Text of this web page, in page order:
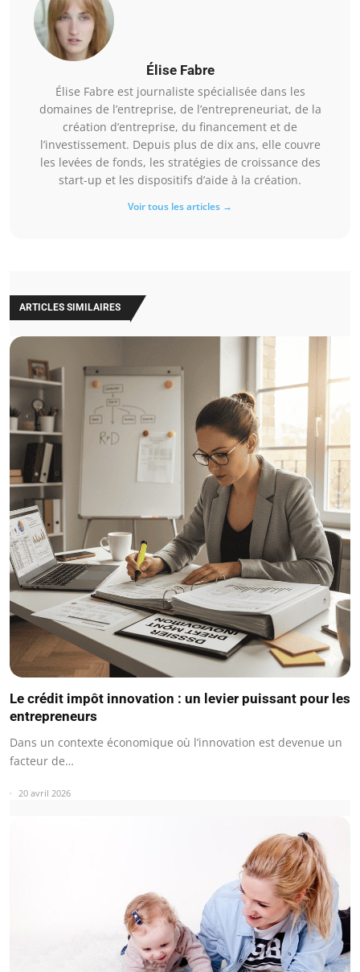
Élise Fabre
Élise Fabre est journaliste spécialisée dans les
domaines de l’entreprise, de l’entrepreneuriat, de la
création d’entreprise, du financement et de
l’investissement. Depuis plus de dix ans, elle couvre
les levées de fonds, les stratégies de croissance des
start-up et les dispositifs d’aide à la création.
Voir tous les articles →
ARTICLES SIMILAIRES
Le crédit impôt innovation : un levier puissant pour les
entrepreneurs
Dans un contexte économique où l’innovation est devenue un
facteur de…
20 avril 2026